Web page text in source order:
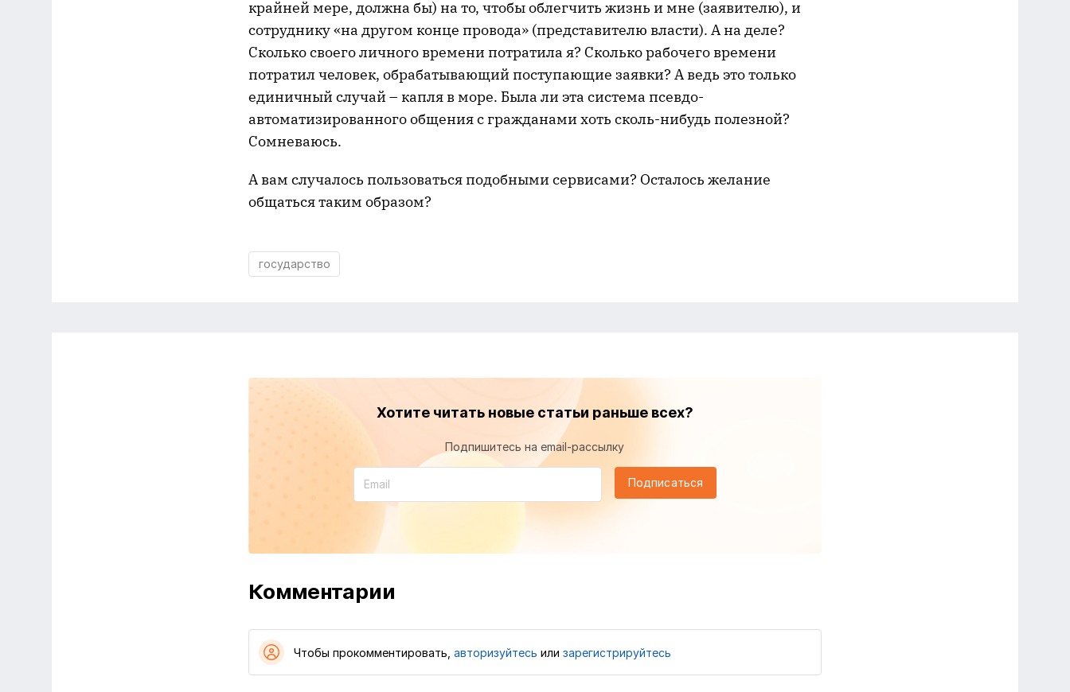
крайней мере, должна бы) на то, чтобы облегчить жизнь и мне (заявителю), и
сотруднику «на другом конце провода» (представителю власти). А на деле?
Сколько своего личного времени потратила я? Сколько рабочего времени
потратил человек, обрабатывающий поступающие заявки? А ведь это только
единичный случай – капля в море. Была ли эта система псевдо-
автоматизированного общения с гражданами хоть сколь-нибудь полезной?
Сомневаюсь.
А вам случалось пользоваться подобными сервисами? Осталось желание
общаться таким образом?
государство
Хотите читать новые статьи раньше всех?
Подпишитесь на email-рассылку
Подписаться
Комментарии
Чтобы прокомментировать, авторизуйтесь или зарегистрируйтесь